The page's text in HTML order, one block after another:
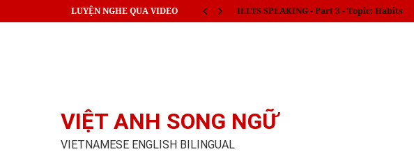
LUYỆN NGHE QUA VIDEO Thủ tướng Nhật cam kết giảm bớt lạm phát
VIỆT ANH SONG NGỮ
VIETNAMESE ENGLISH BILINGUAL